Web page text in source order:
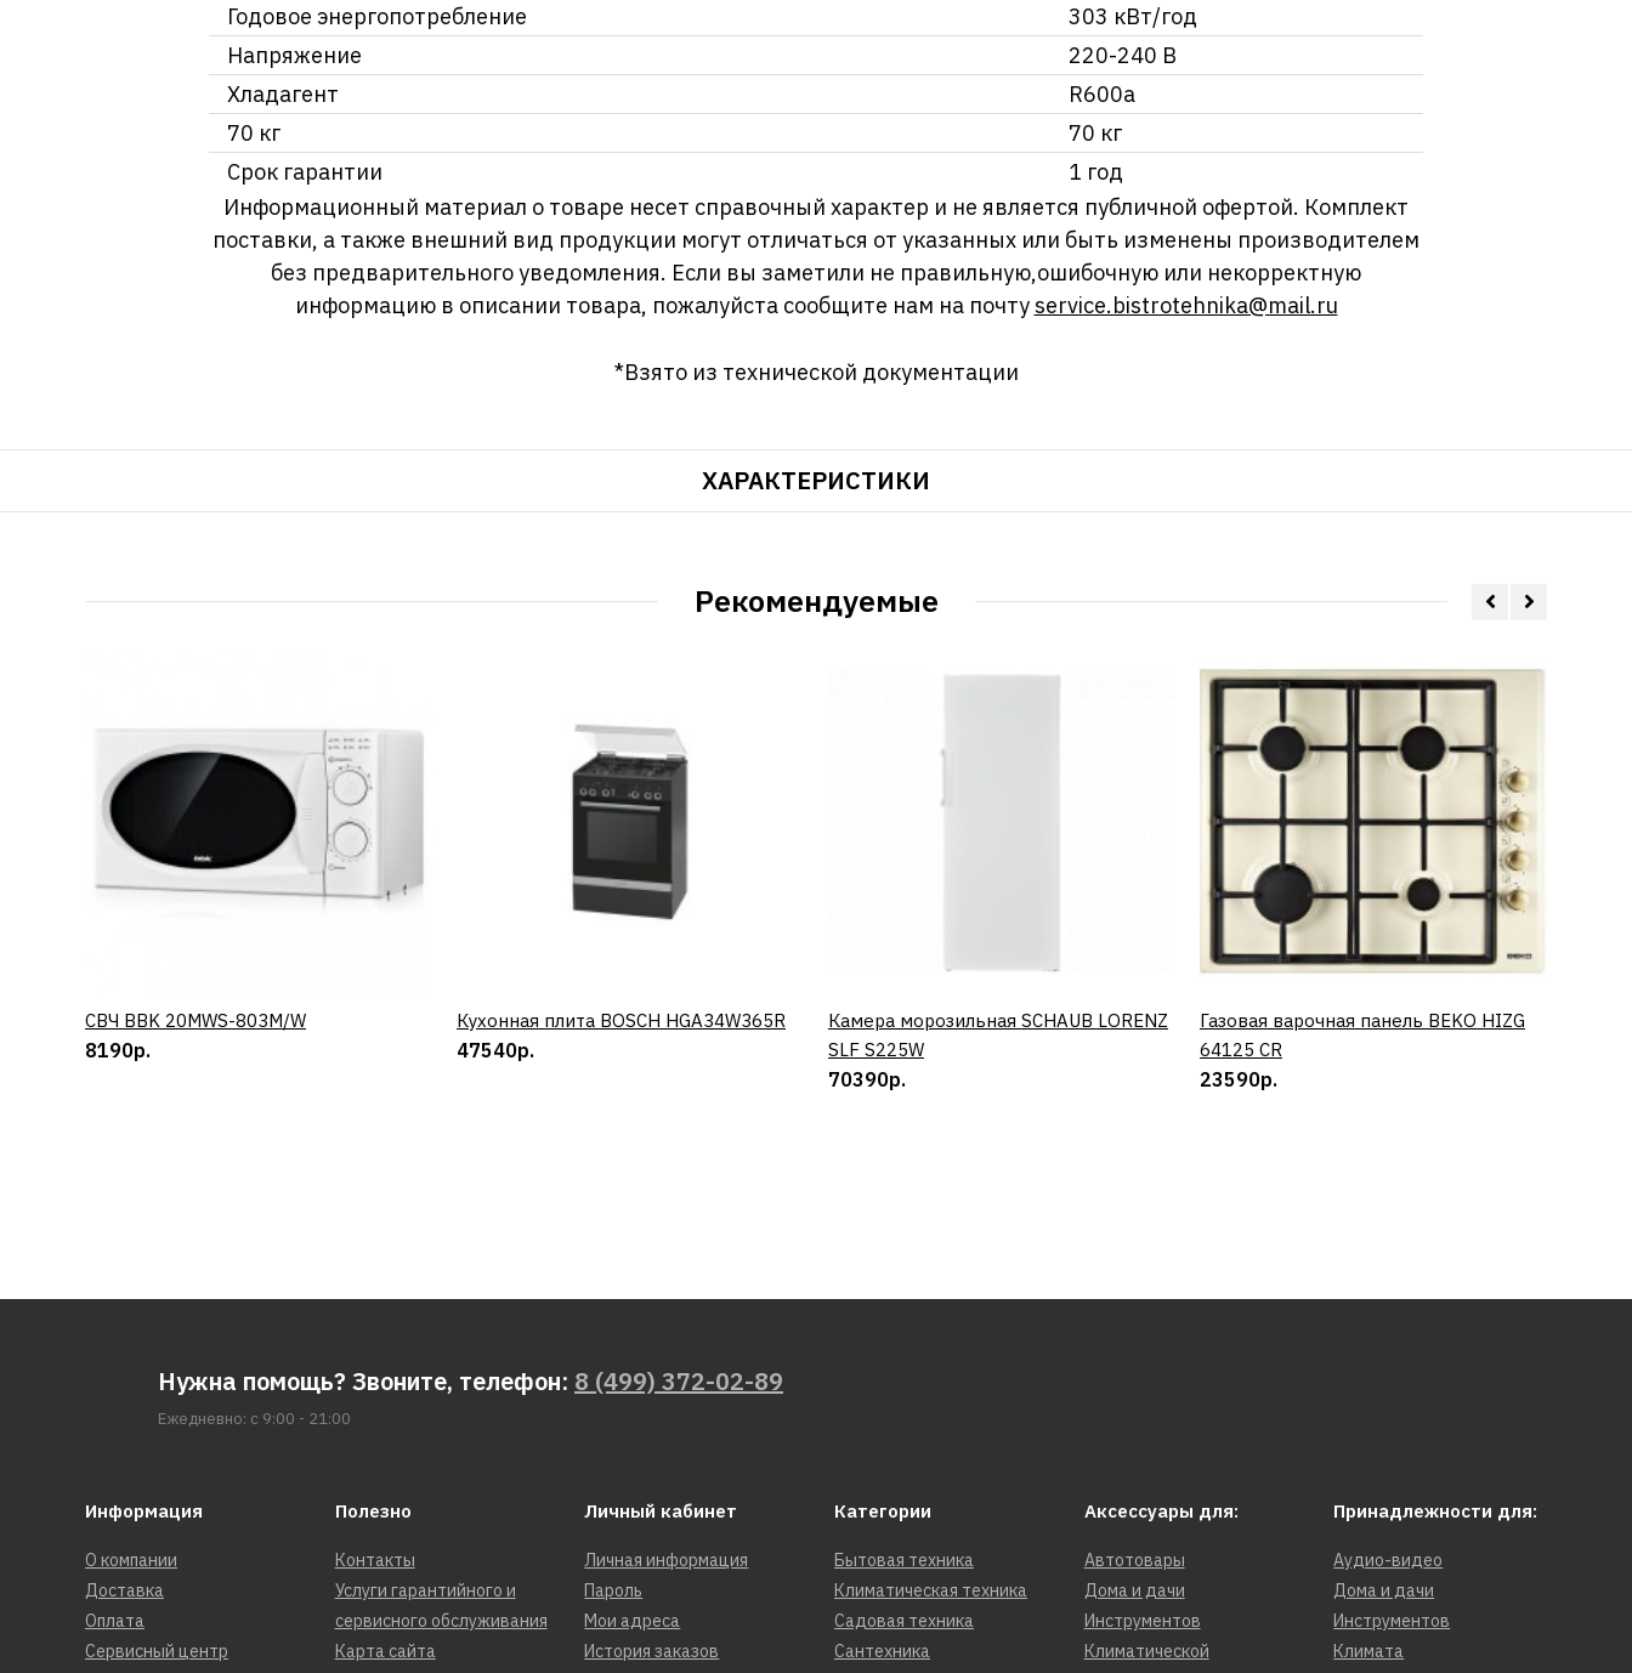
Годовое энергопотребление
303 кВт/год
Напряжение
220-240 В
Хладагент
R600a
70 кг
70 кг
Срок гарантии
1 год
Информационный материал о товаре несет справочный характер и не является публичной офертой. Комплект
поставки, а также внешний вид продукции могут отличаться от указанных или быть изменены производителем
без предварительного уведомления. Если вы заметили не правильную,ошибочную или некорректную
информацию в описании товара, пожалуйста сообщите нам на почтуservice.bistrotehnika@mail.ru
*Взято из технической документации
ХАРАКТЕРИСТИКИ
Рекомендуемые
КУПИТЬ
СВЧ BBK 20MWS-803M/W
8190р.
КУПИТЬ
Кухонная плита BOSCH HGA34W365R
47540р.
КУПИТЬ
Камера морозильная SCHAUB LORENZ
SLF S225W
70390р.
КУПИТЬ
Газовая варочная панель BEKO HIZG
64125 CR
23590р.
Нужна помощь? Звоните, телефон: 8 (499) 372-02-89
Ежедневно: с 9:00 - 21:00
Информация
О компании
Доставка
Оплата
Сервисный центр
Полезно
Контакты
Услуги гарантийного и
сервисного обслуживания
Карта сайта
Личный кабинет
Личная информация
Пароль
Мои адреса
История заказов
Категории
Бытовая техника
Климатическая техника
Садовая техника
Сантехника
Аксессуары для:
Автотовары
Дома и дачи
Инструментов
Климатической
Принадлежности для:
Аудио-видео
Дома и дачи
Инструментов
Климата